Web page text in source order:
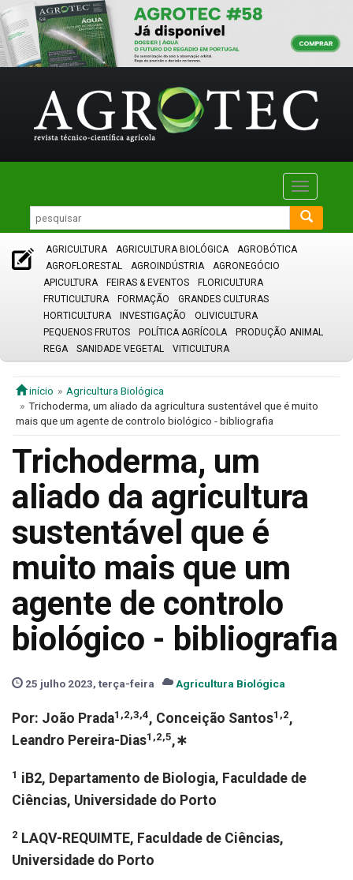
Toggle
AGRICULTURA AGRICULTURA BIOLÓGICA
AGROBÓTICA
AGROFLORESTAL
AGROINDÚSTRIA
AGRONEGÓCIO
APICULTURA
FEIRAS & EVENTOS
FLORICULTURA
FRUTICULTURA
FORMAÇÃO
GRANDES CULTURAS
HORTICULTURA
INVESTIGAÇÃO
OLIVICULTURA
PEQUENOS FRUTOS
POLÍTICA AGRÍCOLA
PRODUÇÃO ANIMAL
REGA
SANIDADE VEGETAL VITICULTURA
início
Agricultura Biológica
Trichoderma, um aliado da agricultura sustentável que é muito
mais que um agente de controlo biológico - bibliografia
Trichoderma, um
aliado da agricultura
sustentável que é
muito mais que um
agente de controlo
biológico - bibliografia
25 julho 2023, terça-feira Agricultura Biológica
Por: João Prada1,2,3,4, Conceição Santos1,2,
Leandro Pereira-Dias1,2,5,∗
1 iB2, Departamento de Biologia, Faculdade de
Ciências, Universidade do Porto
2 LAQV-REQUIMTE, Faculdade de Ciências,
Universidade do Porto